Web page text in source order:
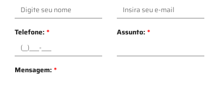
Telefone:* Assunto:*
Mensagem:*